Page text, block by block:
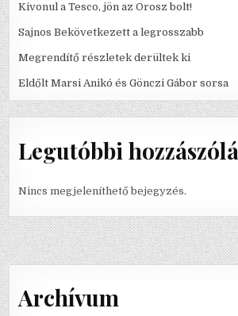
Kivonul a Tesco, jön az Orosz bolt!
Sajnos Bekövetkezett a legrosszabb
Megrendítő részletek derültek ki
Eldőlt Marsi Anikó és Gönczi Gábor sorsa
Legutóbbi
Nincs megjeleníthető bejegyzés.
Archívum